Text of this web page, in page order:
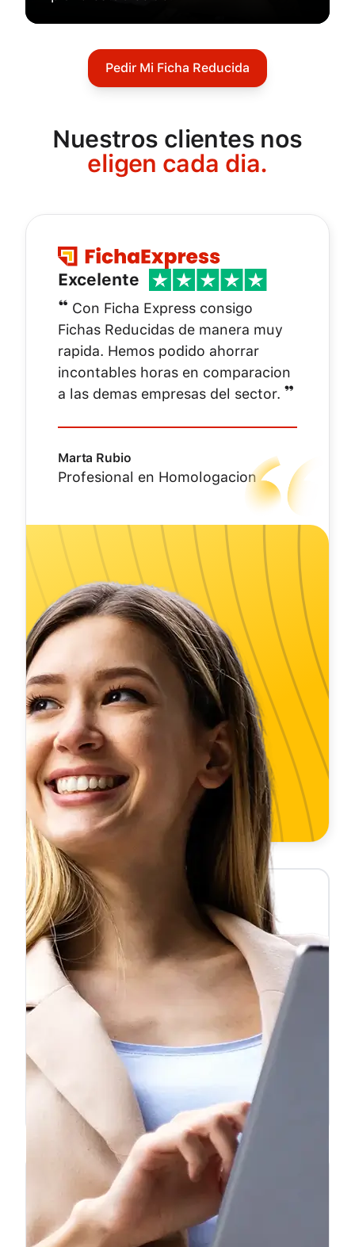
Pedir Mi Ficha Reducida
Nuestros clientes nos
eligen cada dia.
Excelente
❝ Con Ficha Express consigo
Fichas Reducidas de manera muy
rapida. Hemos podido ahorrar
incontables horas en comparacion
a las demas empresas del sector. ❞
Marta Rubio
Profesional en Homologacion
❝Importé un Audi desde Alemania y
necesitaba la ficha reducida para
matricularlo. La pedí un martes a las 10h
y a las 10:47 ya la tenía en mi correo.
Ahorré semanas comparado con la
gestoría.❞
Carlos F.
Particular — Importación de vehículo
Llevamos 6 meses usando Ficha
Express para nuestro taller. Hacemos